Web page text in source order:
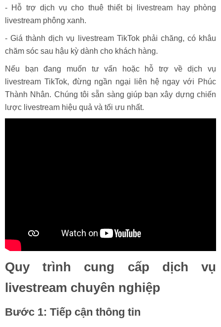
- Hỗ trợ dịch vụ cho thuê thiết bị livestream hay phòng
livestream phông xanh.
- Giá thành dịch vụ livestream TikTok phải chăng, có khâu
chăm sóc sau hậu kỳ dành cho khách hàng.
Nếu bạn đang muốn tư vấn hoặc hỗ trợ về dịch vụ
livestream TikTok, đừng ngần ngại liên hệ ngay với Phúc
Thành Nhân. Chúng tôi sẵn sàng giúp bạn xây dựng chiến
lược livestream hiệu quả và tối ưu nhất.
Quy trình cung cấp dịch vụ
livestream chuyên nghiệp
Bước 1: Tiếp cận thông tin